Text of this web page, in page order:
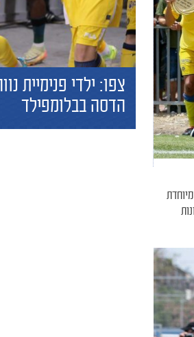
ומיוחדת
צפו: ילדי פנימיית
הדסה בבלומפילד